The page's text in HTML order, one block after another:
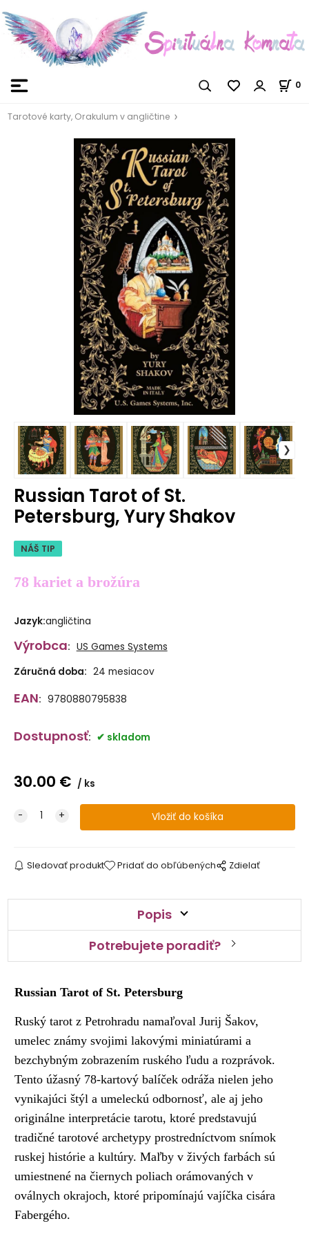
0
Tarotové karty, Orakulum v angličtine
Russian Tarot of St.
Petersburg, Yury Shakov
NÁŠ TIP
78 kariet a brožúra
Jazyk:angličtina
Výrobca: US Games Systems
Záručná doba: 24 mesiacov
EAN: 9780880795838
Dostupnosť: skladom
30.00 € ks
Sledovať produkt Pridať do obľúbených Zdielať
Popis
Potrebujete poradiť?
Russian Tarot of St. Petersburg
Ruský tarot z Petrohradu namaľoval Jurij Šakov,
umelec známy svojimi lakovými miniatúrami a
bezchybným zobrazením ruského ľudu a rozprávok.
Tento úžasný 78-kartový balíček odráža nielen jeho
vynikajúci štýl a umeleckú odbornosť, ale aj jeho
originálne interpretácie tarotu, ktoré predstavujú
tradičné tarotové archetypy prostredníctvom snímok
ruskej histórie a kultúry. Maľby v živých farbách sú
umiestnené na čiernych poliach orámovaných v
oválnych okrajoch, ktoré pripomínajú vajíčka cisára
Fabergého.